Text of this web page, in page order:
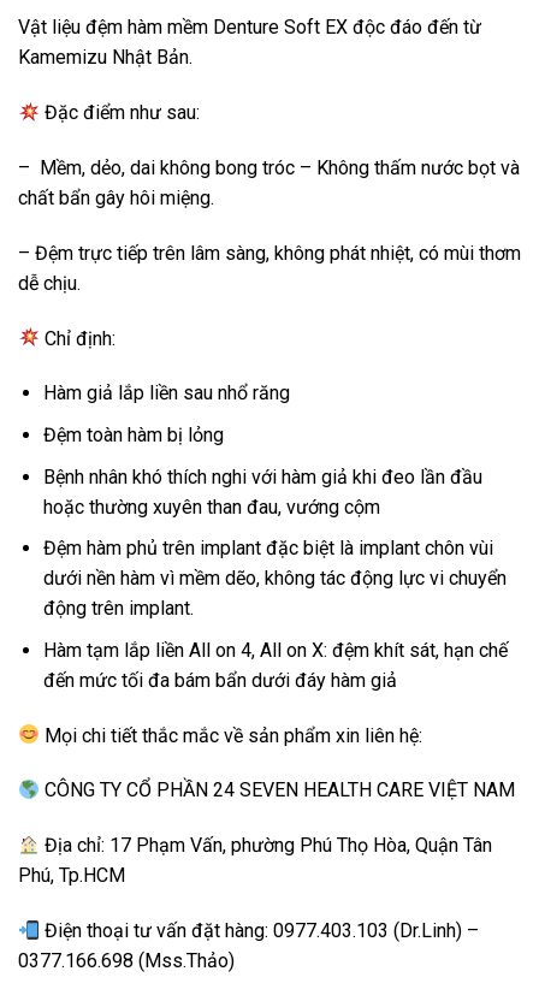
Vật liệu đệm hàm mềm Denture Soft EX độc đáo đến từ
Kamemizu Nhật Bản.
Đặc điểm như sau:
– Mềm, dẻo, dai không bong tróc – Không thấm nước bọt và
chất bẩn gây hôi miệng.
– Đệm trực tiếp trên lâm sàng, không phát nhiệt, có mùi thơm
dễ chịu.
Chỉ định:
Hàm giả lắp liền sau nhổ răng
Đệm toàn hàm bị lỏng
Bệnh nhân khó thích nghi với hàm giả khi đeo lần đầu
hoặc thường xuyên than đau, vướng cộm
Đệm hàm phủ trên implant đặc biệt là implant chôn vùi
dưới nền hàm vì mềm dẽo, không tác động lực vi chuyển
động trên implant.
Hàm tạm lắp liền All on 4, All on X: đệm khít sát, hạn chế
đến mức tối đa bám bẩn dưới đáy hàm giả
Mọi chi tiết thắc mắc về sản phẩm xin liên hệ:
CÔNG TY CỔ PHẦN 24 SEVEN HEALTH CARE VIỆT NAM
Địa chỉ: 17 Phạm Vấn, phường Phú Thọ Hòa, Quận Tân
Phú, Tp.HCM
Điện thoại tư vấn đặt hàng: 0977.403.103 (Dr.Linh) –
0377.166.698 (Mss.Thảo)